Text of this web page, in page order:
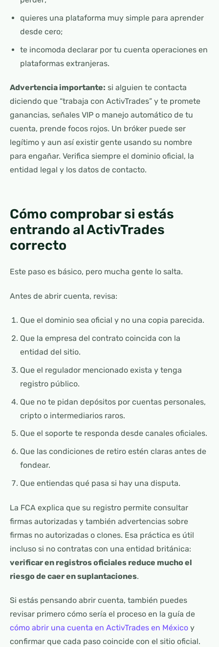
quieres una plataforma muy simple para aprender
desde cero;
te incomoda declarar por tu cuenta operaciones en
plataformas extranjeras.
Advertencia importante: si alguien te contacta
diciendo que “trabaja con ActivTrades” y te promete
ganancias, señales VIP o manejo automático de tu
cuenta, prende focos rojos. Un bróker puede ser
legítimo y aun así existir gente usando su nombre
para engañar. Verifica siempre el dominio oficial, la
entidad legal y los datos de contacto.
Cómo comprobar si estás
entrando al ActivTrades
correcto
Este paso es básico, pero mucha gente lo salta.
Antes de abrir cuenta, revisa:
Que el dominio sea oficial y no una copia parecida.
Que la empresa del contrato coincida con la
entidad del sitio.
Que el regulador mencionado exista y tenga
registro público.
Que no te pidan depósitos por cuentas personales,
cripto o intermediarios raros.
Que el soporte te responda desde canales oficiales.
Que las condiciones de retiro estén claras antes de
fondear.
Que entiendas qué pasa si hay una disputa.
La FCA explica que su registro permite consultar
firmas autorizadas y también advertencias sobre
firmas no autorizadas o clones. Esa práctica es útil
incluso si no contratas con una entidad británica:
verificar en registros oficiales reduce mucho el
riesgo de caer en suplantaciones.
Si estás pensando abrir cuenta, también puedes
revisar primero cómo sería el proceso en la guía de
cómo abrir una cuenta en ActivTrades en México y
confirmar que cada paso coincide con el sitio oficial.